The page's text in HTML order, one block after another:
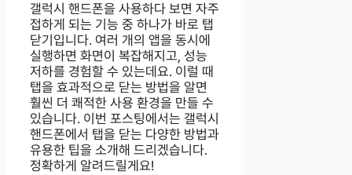
갤럭시 핸드폰을 사용하다 보면 자주
접하게 되는 기능 중 하나가 바로 탭
닫기입니다. 여러 개의 앱을 동시에
실행하면 화면이 복잡해지고, 성능
저하를 경험할 수 있는데요. 이럴 때
탭을 효과적으로 닫는 방법을 알면
훨씬 더 쾌적한 사용 환경을 만들 수
있습니다. 이번 포스팅에서는 갤럭시
핸드폰에서 탭을 닫는 다양한 방법과
유용한 팁을 소개해 드리겠습니다.
정확하게 알려드릴게요!